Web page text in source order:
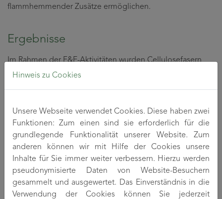
flammhemmender Zusätze ermöglichen.
Ergebnisse
Im Rahmen der F&E-Aktivitäten wurden Cellulosefasern
mit stark verzweigten, physikalisch angebundenen
ausgerüstet werden und zeigen bei einem mittleren PEI-
Gehalt von 20 % gegenüber unausgerüsteten
Cellulosefasern eine bereits deutlich gesteigerte
Flammfestigkeit (gemessen als Lower Oxygen Index (LOI)
nach ISO 4589 : 2017-11). Durch eine zusätzliche
Anbindung von z.B. 3 bis 4 % Zink-Ionen wird der LOI-Wert
nochmals bis in den Bereich von m-Aramiden (LOI : 28 -30)
angehoben.
Hinweis zu Cookies
Unsere Webseite verwendet Cookies. Diese haben zwei
Funktionen: Zum einen sind sie erforderlich für die
grundlegende Funktionalität unserer Website. Zum
anderen können wir mit Hilfe der Cookies unsere
Inhalte für Sie immer weiter verbessern. Hierzu werden
pseudonymisierte Daten von Website-Besuchern
gesammelt und ausgewertet. Das Einverständnis in die
Verwendung der Cookies können Sie jederzeit